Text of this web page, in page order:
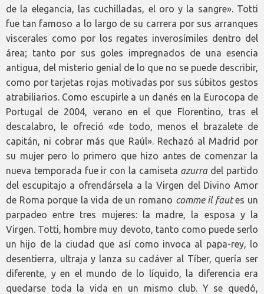
de la elegancia, las cuchilladas, el oro y la sangre». Totti
fue tan famoso a lo largo de su carrera por sus arranques
viscerales como por los regates inverosímiles dentro del
área; tanto por sus goles impregnados de una esencia
antigua, del misterio genial de lo que no se puede describir,
como por tarjetas rojas motivadas por sus súbitos gestos
atrabiliarios. Como escupirle a un danés en la Eurocopa de
Portugal de 2004, verano en el que Florentino, tras el
descalabro, le ofreció «de todo, menos el brazalete de
capitán, ni cobrar más que Raúl». Rechazó al Madrid por
su mujer pero lo primero que hizo antes de comenzar la
nueva temporada fue ir con la camiseta azurradel partido
del escupitajo a ofrendársela a la Virgen del Divino Amor
de Roma porque la vida de un romano comme il fautes un
parpadeo entre tres mujeres: la madre, la esposa y la
Virgen. Totti, hombre muy devoto, tanto como puede serlo
un hijo de la ciudad que así como invoca al papa-rey, lo
desentierra, ultraja y lanza su cadáver al Tíber, quería ser
diferente, y en el mundo de lo líquido, la diferencia era
quedarse toda la vida en un mismo club. Y se quedó,